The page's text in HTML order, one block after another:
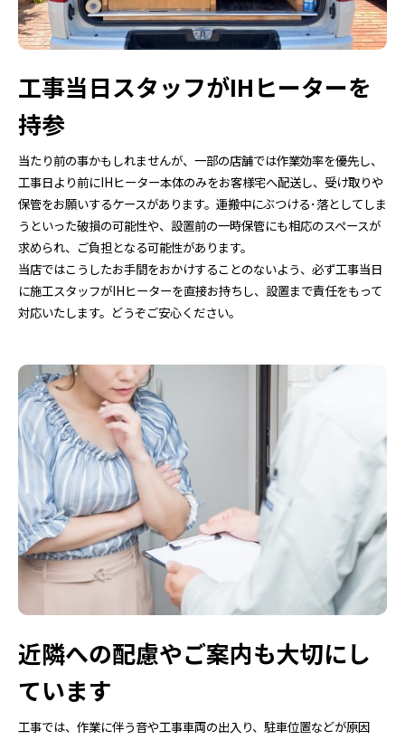
工事当日スタッフがIHヒーターを
持参
当たり前の事かもしれませんが、一部の店舗では作業効率を優先し、
工事日より前にIHヒーター本体のみをお客様宅へ配送し、受け取りや
保管をお願いするケースがあります。運搬中にぶつける･落としてしま
うといった破損の可能性や、設置前の一時保管にも相応のスペースが
求められ、ご負担となる可能性があります。
当店ではこうしたお手間をおかけすることのないよう、必ず工事当日
に施工スタッフがIHヒーターを直接お持ちし、設置まで責任をもって
対応いたします。どうぞご安心ください。
近隣への配慮やご案内も大切にし
ています
工事では、作業に伴う音や工事車両の出入り、駐車位置などが原因